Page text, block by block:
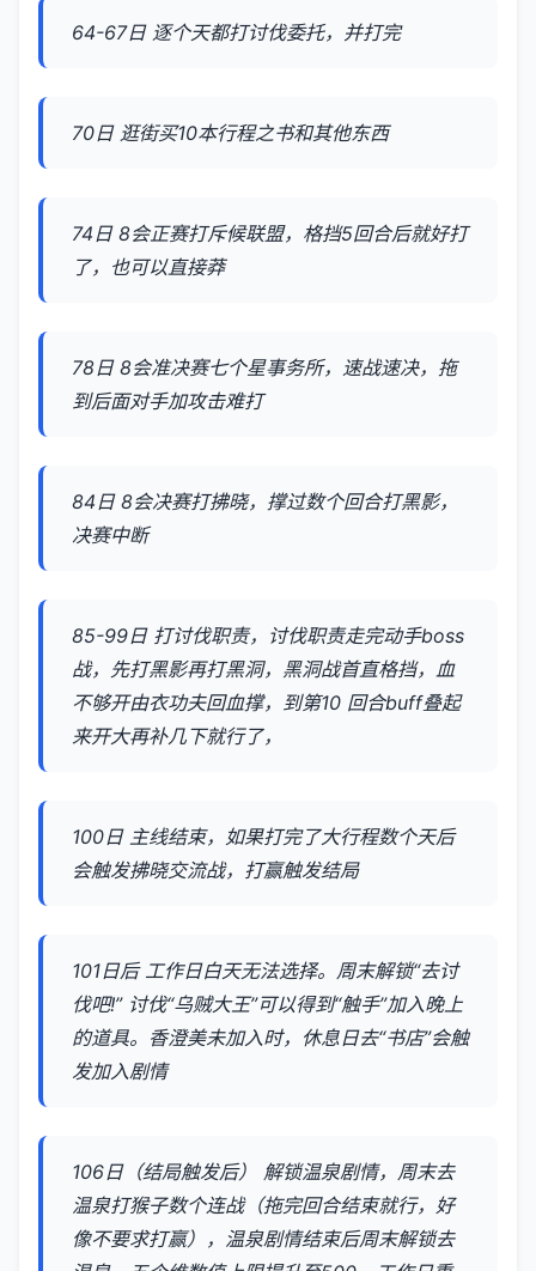
64-67日 逐个天都打讨伐委托，并打完
70日 逛街买10本行程之书和其他东西
74日 8会正赛打斥候联盟，格挡5回合后就好打
了，也可以直接莽
78日 8会准决赛七个星事务所，速战速决，拖
到后面对手加攻击难打
84日 8会决赛打拂晓，撑过数个回合打黑影，
决赛中断
85-99日 打讨伐职责，讨伐职责走完动手boss
战，先打黑影再打黑洞，黑洞战首直格挡，血
不够开由衣功夫回血撑，到第10 回合buff叠起
来开大再补几下就行了，
100日 主线结束，如果打完了大行程数个天后
会触发拂晓交流战，打赢触发结局
101日后 工作日白天无法选择。周末解锁“去讨
伐吧!” 讨伐“乌贼大王”可以得到“触手”加入晚上
的道具。香澄美未加入时，休息日去“书店”会触
发加入剧情
106日（结局触发后） 解锁温泉剧情，周末去
温泉打猴子数个连战（拖完回合结束就行，好
像不要求打赢），温泉剧情结束后周末解锁去